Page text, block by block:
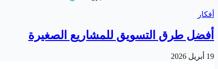
أفكار
أفضل طرق التسويق للمشاريع الصغيرة
19 أبريل 2026